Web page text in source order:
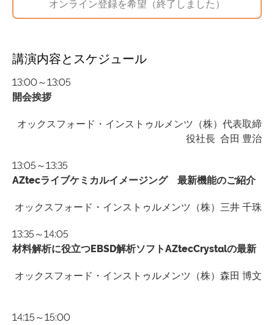
オンライン登録を希望（終了しました）
講演内容とスケジュール
13:00～13:05
開会挨拶
オックスフォード・インストゥルメンツ（株）代表取締
役社長 合田 豊治
13:05～13:35
AZtecライブケミカルイメージング 最新機能のご紹介
オックスフォード・インストゥルメンツ（株）三井 千珠
13:35～14:05
材料解析に役立つEBSD解析ソフトAZtecCrystalの最新
オックスフォード・インストゥルメンツ（株）森田 博文
14:15～15:00